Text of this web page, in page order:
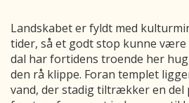
Landskabet er fyldt med
tider, så et godt stop kunne være
dal har fortidens troende her
den rå klippe. Foran templet
vand, der stadig tiltrækker en del